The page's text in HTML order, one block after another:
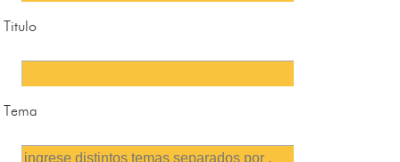
Titulo
Tema